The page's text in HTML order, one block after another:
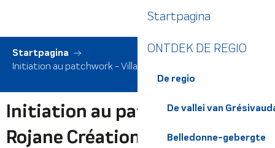
contenu
principal
Startpagina
ONTDEK DE REGIO
De regio
De vallei van
Belledonne-gebergte
Startpagina
Initiation au patchwork - Villa Rojane Créations
Initiation au patchwork - Villa
Rojane Créations